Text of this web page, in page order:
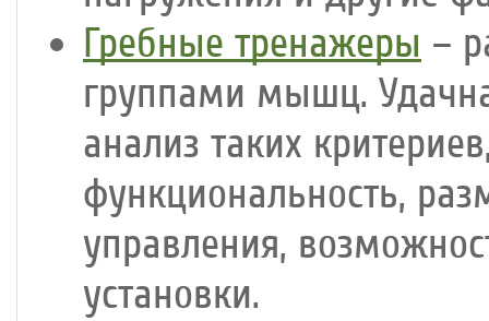
Гребные тренажеры –
группами мышц.
анализ таких
функциональность,
управления,
установки.